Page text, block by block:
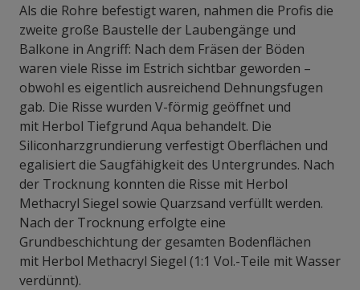
Als die Rohre befestigt waren, nahmen die Profis die
zweite große Baustelle der Laubengänge und
Balkone in Angriff: Nach dem Fräsen der Böden
waren viele Risse im Estrich sichtbar geworden –
obwohl es eigentlich ausreichend Dehnungsfugen
gab. Die Risse wurden V-förmig geöffnet und
mit Herbol Tiefgrund Aqua behandelt. Die
Siliconharzgrundierung verfestigt Oberflächen und
egalisiert die Saugfähigkeit des Untergrundes. Nach
der Trocknung konnten die Risse mit Herbol
Methacryl Siegel sowie Quarzsand verfüllt werden.
Nach der Trocknung erfolgte eine
Grundbeschichtung der gesamten Bodenflächen
mit Herbol Methacryl Siegel (1:1 Vol.-Teile mit Wasser
verdünnt).